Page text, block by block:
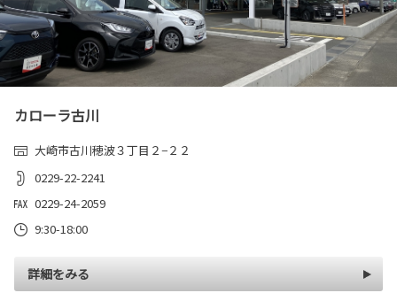
カローラ古川
大崎市古川穂波３丁目２−２２
0229-22-2241
0229-24-2059
9:30-18:00
詳細をみる